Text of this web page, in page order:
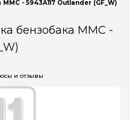
- 5943A117 Outlander (GF_W)
бензобака MMC -
и отзывы